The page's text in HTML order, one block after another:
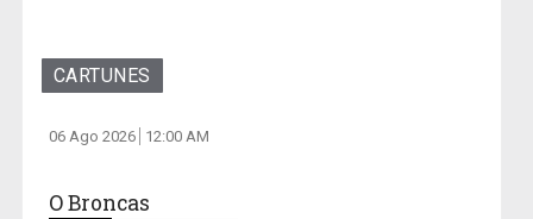
CARTUNES
06 Ago 2026 12:00 AM
O Broncas